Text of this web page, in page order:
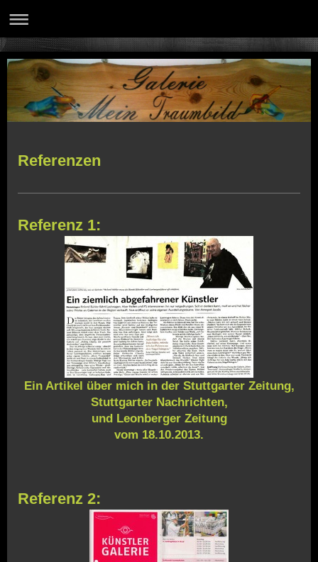
Referenzen
Referenz 1:
Ein Artikel über mich in der Stuttgarter Zeitung,
Stuttgarter Nachrichten,
und Leonberger Zeitung
vom 18.10.2013.
Referenz 2: